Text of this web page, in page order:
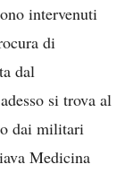
intervenuti
di
dal
si trova al
dai militari
Medicina